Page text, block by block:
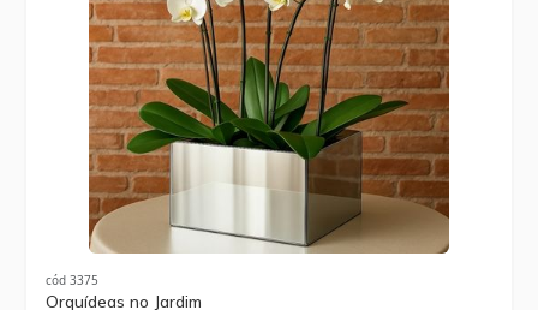
cód 3375
Orquídeas no Jardim